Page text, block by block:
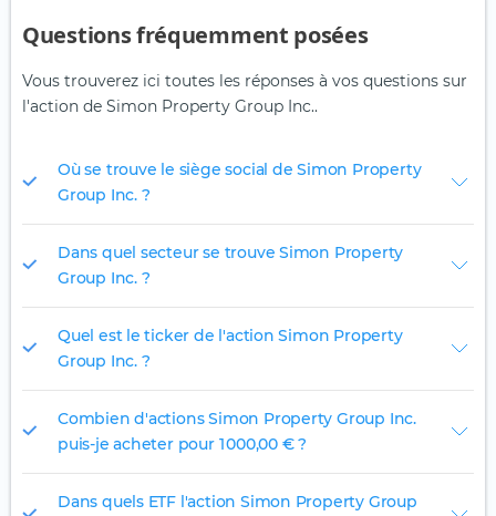
Questions fréquemment posées
Vous trouverez ici toutes les réponses à vos questions sur
l'action de Simon Property Group Inc..
Où se trouve le siège social de Simon Property
Group Inc. ?
Dans quel secteur se trouve Simon Property
Group Inc. ?
Quel est le ticker de l'action Simon Property
Group Inc. ?
Combien d'actions Simon Property Group Inc.
puis-je acheter pour 1 000,00 € ?
Dans quels ETF l'action Simon Property Group